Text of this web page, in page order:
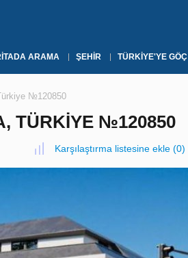
ARAMA ŞEHIR TÜRKIYE'YE GÖÇ
№120850
TÜRKIYE №120850
Karşılaştırma listesine ekle (0)